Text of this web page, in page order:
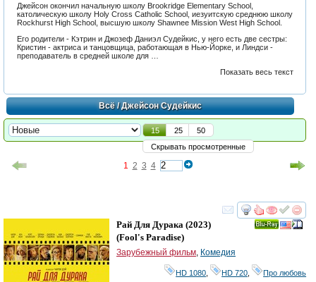
Джейсон окончил начальную школу Brookridge Elementary School,
католическую школу Holy Cross Catholic School, иезуитскую среднюю школу
Rockhurst High School, высшую школу Shawnee Mission West High School.
Его родители - Кэтрин и Джозеф Даниэл Судейкис, у него есть две сестры:
Кристин - актриса и танцовщица, работающая в Нью-Йорке, и Линдси -
преподаватель в средней школе для …
Показать весь текст
Всё/ Джейсон Судейкис
15 25
50
Скрывать просмотренные
1 2 3 4
смотреть
Рай Для Дурака (2023)
(Fool's Paradise)
Зарубежный фильм Комедия
HD 1080 HD 720 Про любовь